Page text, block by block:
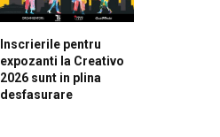
Inscrierile pentru
expozanti la Creativo
2026 sunt in plina
desfasurare